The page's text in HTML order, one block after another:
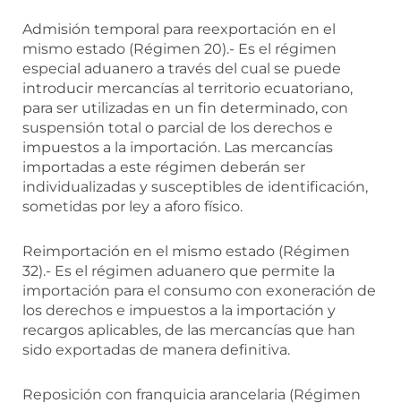
Admisión temporal para reexportación en el
mismo estado (Régimen 20).- Es el régimen
especial aduanero a través del cual se puede
introducir mercancías al territorio ecuatoriano,
para ser utilizadas en un fin determinado, con
suspensión total o parcial de los derechos e
impuestos a la importación. Las mercancías
importadas a este régimen deberán ser
individualizadas y susceptibles de identificación,
sometidas por ley a aforo físico.
Reimportación en el mismo estado (Régimen
32).- Es el régimen aduanero que permite la
importación para el consumo con exoneración de
los derechos e impuestos a la importación y
recargos aplicables, de las mercancías que han
sido exportadas de manera definitiva.
Reposición con franquicia arancelaria (Régimen